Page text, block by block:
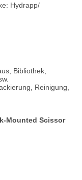
Hydrapp/
Bibliothek,
Reinigung,
Mounted Scissor